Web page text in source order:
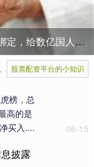
人带来代谢疾病隐忧
股票配资平台的小知识
榜，总
高的是
买入....
06-15
披露